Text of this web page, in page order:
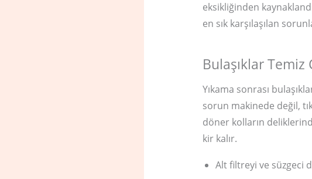
eksikliğinden
en sık karşılaşılan
Bulaşıklar Temiz
Yıkama sonrası
sorun makinede değil,
döner kolların
kir kalır.
Alt filtreyi ve süzgeci